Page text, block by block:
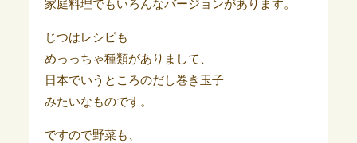
家庭料理でもいろんなバージョンがあります。
じつはレシピも
めっっちゃ種類がありまして、
日本でいうところのだし巻き玉子
みたいなものです。
ですので野菜も、